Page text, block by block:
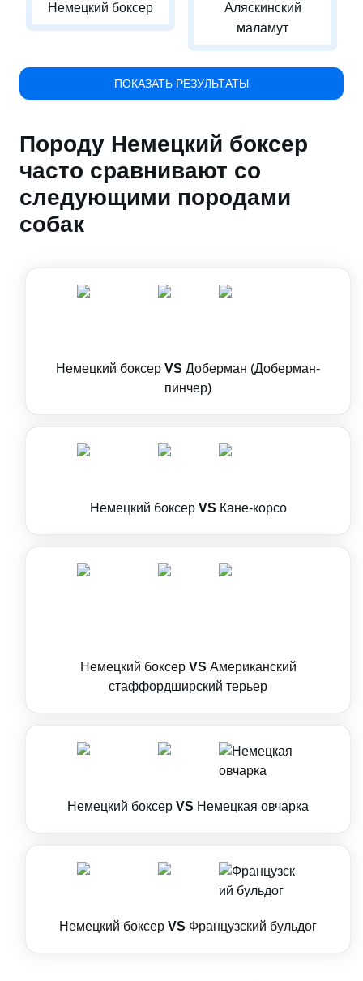
Немецкий боксер
Аляскинский
маламут
ПОКАЗАТЬ РЕЗУЛЬТАТЫ
Породу Немецкий боксер
часто сравнивают со
следующими породами
собак
Немецкий боксер VS Доберман (Доберман-
пинчер)
Немецкий боксер VS Кане-корсо
Немецкий боксер VS Американский
стаффордширский терьер
Немецкий боксер VS Немецкая овчарка
Немецкий боксер VS Французский бульдог